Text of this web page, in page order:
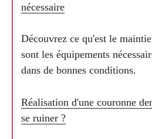
nécessaire
Découvrez ce qu'est le
sont les équipements
dans de bonnes conditions.
Réalisation d'une couronne
se ruiner ?